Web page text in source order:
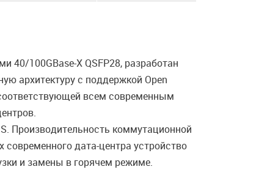
40/100GBase-X QSFP28, разработан
архитектуру с поддержкой Open
всем современным
Производительность коммутационной
дата-центра устройство
и замены в горячем режиме.